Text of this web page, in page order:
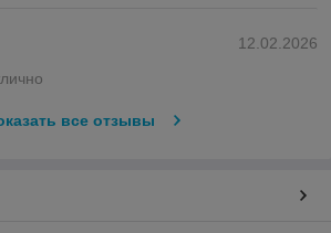
12.02.2026
все отзывы